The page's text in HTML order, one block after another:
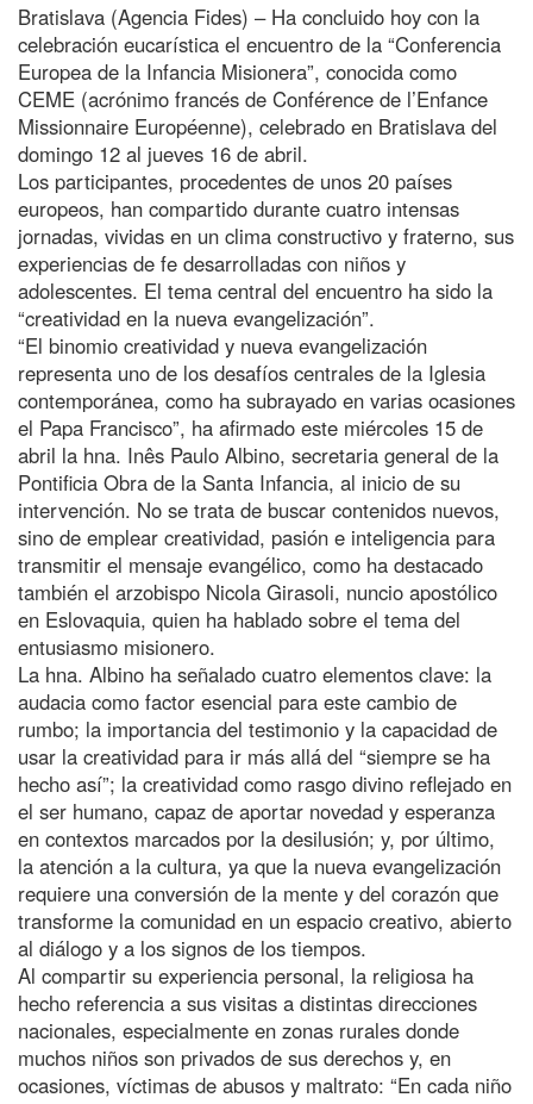
Bratislava (Agencia Fides) – Ha concluido hoy con la
celebración eucarística el encuentro de la “Conferencia
Europea de la Infancia Misionera”, conocida como
CEME (acrónimo francés de Conférence de l’Enfance
Missionnaire Européenne), celebrado en Bratislava del
domingo 12 al jueves 16 de abril.
Los participantes, procedentes de unos 20 países
europeos, han compartido durante cuatro intensas
jornadas, vividas en un clima constructivo y fraterno, sus
experiencias de fe desarrolladas con niños y
adolescentes. El tema central del encuentro ha sido la
“creatividad en la nueva evangelización”.
“El binomio creatividad y nueva evangelización
representa uno de los desafíos centrales de la Iglesia
contemporánea, como ha subrayado en varias ocasiones
el Papa Francisco”, ha afirmado este miércoles 15 de
abril la hna. Inês Paulo Albino, secretaria general de la
Pontificia Obra de la Santa Infancia, al inicio de su
intervención. No se trata de buscar contenidos nuevos,
sino de emplear creatividad, pasión e inteligencia para
transmitir el mensaje evangélico, como ha destacado
también el arzobispo Nicola Girasoli, nuncio apostólico
en Eslovaquia, quien ha hablado sobre el tema del
entusiasmo misionero.
La hna. Albino ha señalado cuatro elementos clave: la
audacia como factor esencial para este cambio de
rumbo; la importancia del testimonio y la capacidad de
usar la creatividad para ir más allá del “siempre se ha
hecho así”; la creatividad como rasgo divino reflejado en
el ser humano, capaz de aportar novedad y esperanza
en contextos marcados por la desilusión; y, por último,
la atención a la cultura, ya que la nueva evangelización
requiere una conversión de la mente y del corazón que
transforme la comunidad en un espacio creativo, abierto
al diálogo y a los signos de los tiempos.
Al compartir su experiencia personal, la religiosa ha
hecho referencia a sus visitas a distintas direcciones
nacionales, especialmente en zonas rurales donde
muchos niños son privados de sus derechos y, en
ocasiones, víctimas de abusos y maltrato: “En cada niño